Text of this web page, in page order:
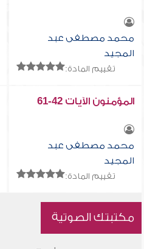
محمد مصطفى عبد
المجيد
تقييم المادة:
المؤمنون الآيات 42-61
محمد مصطفى عبد
المجيد
تقييم المادة:
مكتبتك الصوتية